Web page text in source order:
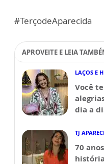
#TerçodeAparecida
APROVEITE E LEIA
LAÇOS E
Você
dia a
TJ
70